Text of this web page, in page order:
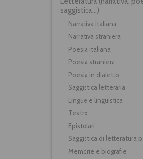
saggistica...)
Narrativa italiana
Narrativa straniera
Poesia italiana
Poesia straniera
Poesia in dialetto
Saggistica letteraria
Lingue e linguistica
Teatro
Epistolari
Saggistica di letteratura
Memorie e biografie